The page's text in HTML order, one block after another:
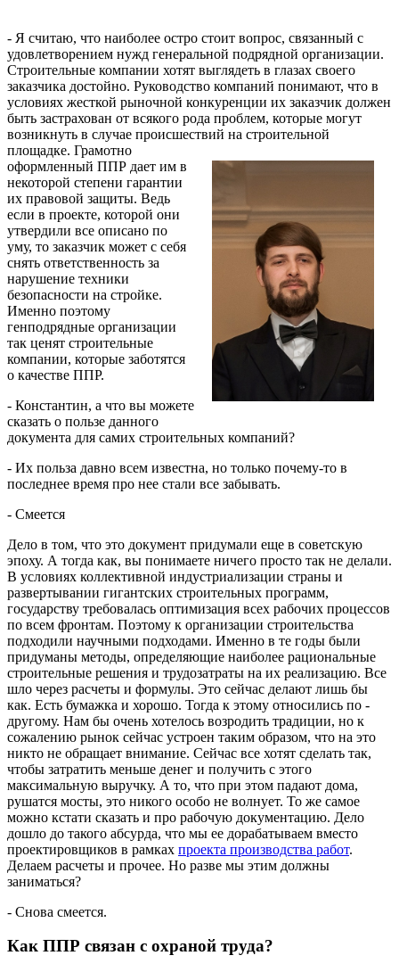
- Я считаю, что наиболее остро стоит вопрос, связанный с
удовлетворением нужд генеральной подрядной организации.
Строительные компании хотят выглядеть в глазах своего
заказчика достойно. Руководство компаний понимают, что в
условиях жесткой рыночной конкуренции их заказчик должен
быть застрахован от всякого рода проблем, которые могут
возникнуть в случае происшествий на строительной
площадке. Грамотно
оформленный ППР дает им в
некоторой степени гарантии
их правовой защиты. Ведь
если в проекте, которой они
утвердили все описано по
уму, то заказчик может с себя
снять ответственность за
нарушение техники
безопасности на стройке.
Именно поэтому
генподрядные организации
так ценят строительные
компании, которые заботятся
о качестве ППР.
- Константин, а что вы можете
сказать о пользе данного
документа для самих строительных компаний?
- Их польза давно всем известна, но только почему-то в
последнее время про нее стали все забывать.
- Смеется
Дело в том, что это документ придумали еще в советскую
эпоху. А тогда как, вы понимаете ничего просто так не делали.
В условиях коллективной индустриализации страны и
развертывании гигантских строительных программ,
государству требовалась оптимизация всех рабочих процессов
по всем фронтам. Поэтому к организации строительства
подходили научными подходами. Именно в те годы были
придуманы методы, определяющие наиболее рациональные
строительные решения и трудозатраты на их реализацию. Все
шло через расчеты и формулы. Это сейчас делают лишь бы
как. Есть бумажка и хорошо. Тогда к этому относились по -
другому. Нам бы очень хотелось возродить традиции, но к
сожалению рынок сейчас устроен таким образом, что на это
никто не обращает внимание. Сейчас все хотят сделать так,
чтобы затратить меньше денег и получить с этого
максимальную выручку. А то, что при этом падают дома,
рушатся мосты, это никого особо не волнует. То же самое
можно кстати сказать и про рабочую документацию. Дело
дошло до такого абсурда, что мы ее дорабатываем вместо
проектировщиков в рамках проекта производства работ.
Делаем расчеты и прочее. Но разве мы этим должны
заниматься?
- Снова смеется.
Как ППР связан с охраной труда?